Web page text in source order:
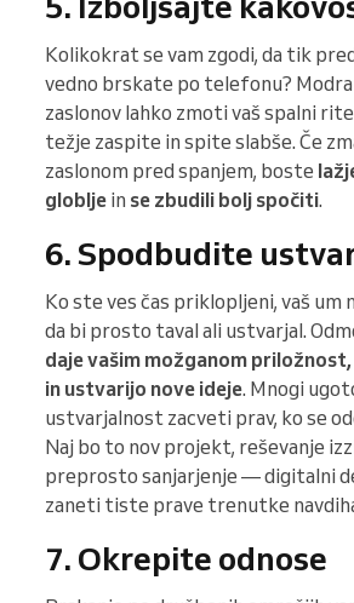
Kolikokrat se vam zgodi, da tik
vedno brskate po telefonu?
zaslonov lahko zmoti vaš spalni
težje zaspite in spite slabše. Če
zaslonom pred spanjem, boste
globlje in se zbudili bolj spočiti.
6. Spodbudite
Ko ste ves čas priklopljeni, vaš um
da bi prosto taval ali ustvarjal.
daje vašim možganom priložnost,
in ustvarijo nove ideje. Mnogi
ustvarjalnost zacveti prav, ko se
Naj bo to nov projekt, reševanje
preprosto sanjarjenje — digitalni
zaneti tiste prave trenutke
7. Okrepite odnose